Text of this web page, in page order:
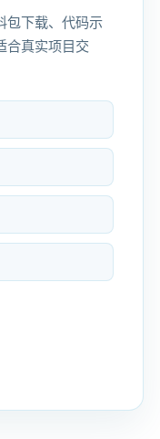
包下载、代码示
合真实项目交